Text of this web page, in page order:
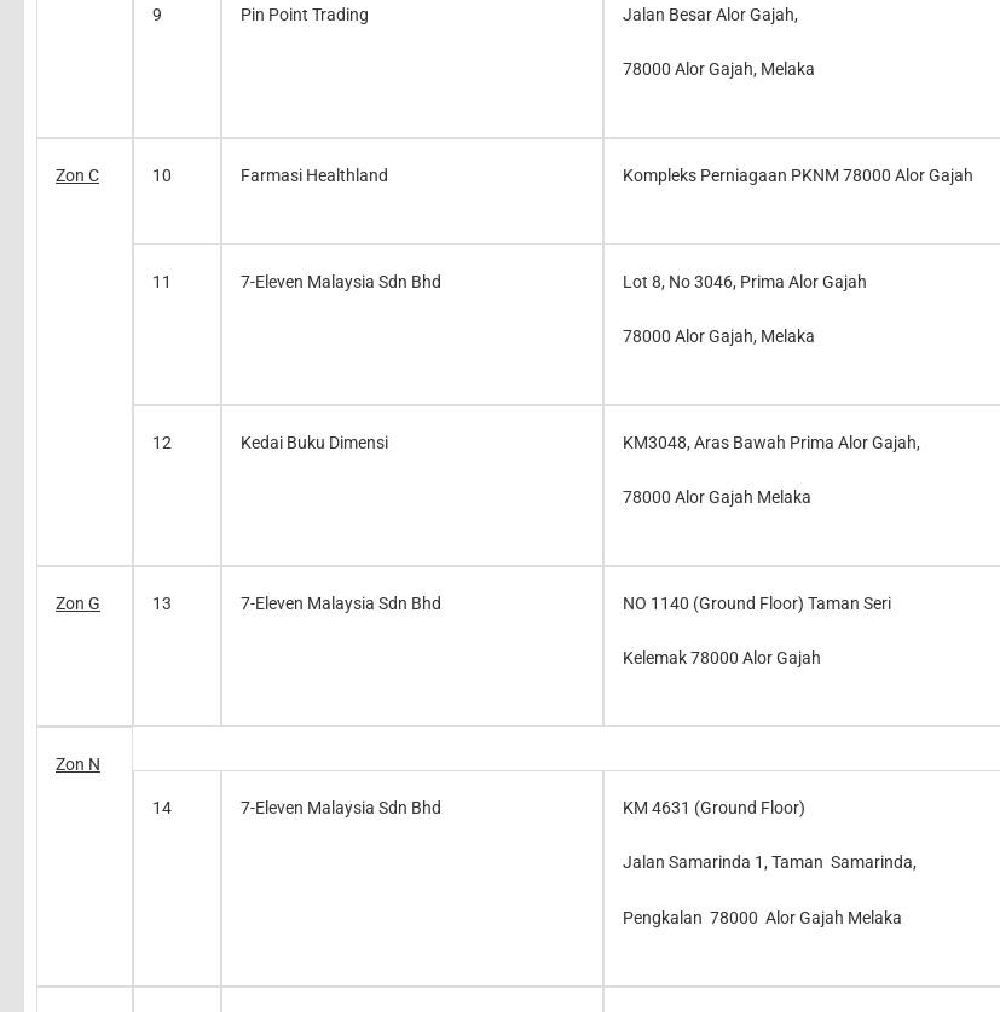
9 Pin Point Trading Jalan Besar Alor Gajah,
78000 Alor Gajah, Melaka
Zon C 10 Farmasi Healthland Kompleks Perniagaan PKNM 78000 Alor Gajah
11 7-Eleven Malaysia Sdn Bhd Lot 8, No 3046, Prima Alor Gajah
78000 Alor Gajah, Melaka
12 Kedai Buku Dimensi KM3048, Aras Bawah Prima Alor Gajah,
78000 Alor Gajah Melaka
Zon G 13 7-Eleven Malaysia Sdn Bhd NO 1140 (Ground Floor) Taman Seri
Kelemak 78000 Alor Gajah
Zon N
14 7-Eleven Malaysia Sdn Bhd KM 4631 (Ground Floor)
Jalan Samarinda 1, Taman Samarinda,
Pengkalan 78000 Alor Gajah Melaka